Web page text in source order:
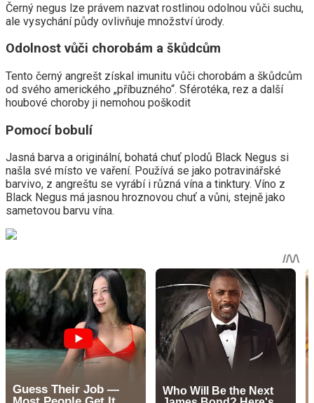
Černý negus lze právem nazvat rostlinou odolnou vůči suchu,
ale vysychání půdy ovlivňuje množství úrody.
Odolnost vůči chorobám a škůdcům
Tento černý angrešt získal imunitu vůči chorobám a škůdcům
od svého amerického „příbuzného“. Sférotéka, rez a další
houbové choroby ji nemohou poškodit
Pomocí bobulí
Jasná barva a originální, bohatá chuť plodů Black Negus si
našla své místo ve vaření. Používá se jako potravinářské
barvivo, z angreštu se vyrábí i různá vína a tinktury. Víno z
Black Negus má jasnou hroznovou chuť a vůni, stejně jako
sametovou barvu vína.